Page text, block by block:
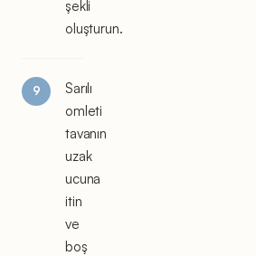
şekli
oluşturun.
Sarılı
omleti
tavanın
uzak
ucuna
itin
ve
boş